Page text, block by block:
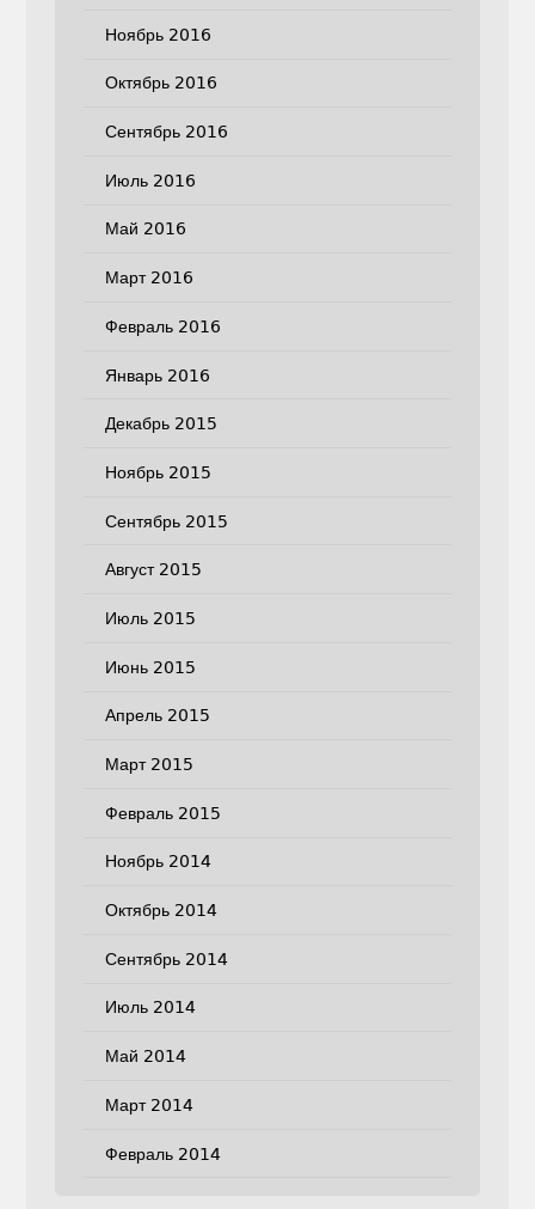
Ноябрь 2016
Октябрь 2016
Сентябрь 2016
Июль 2016
Май 2016
Март 2016
Февраль 2016
Январь 2016
Декабрь 2015
Ноябрь 2015
Сентябрь 2015
Август 2015
Июль 2015
Июнь 2015
Апрель 2015
Март 2015
Февраль 2015
Ноябрь 2014
Октябрь 2014
Сентябрь 2014
Июль 2014
Май 2014
Март 2014
Февраль 2014